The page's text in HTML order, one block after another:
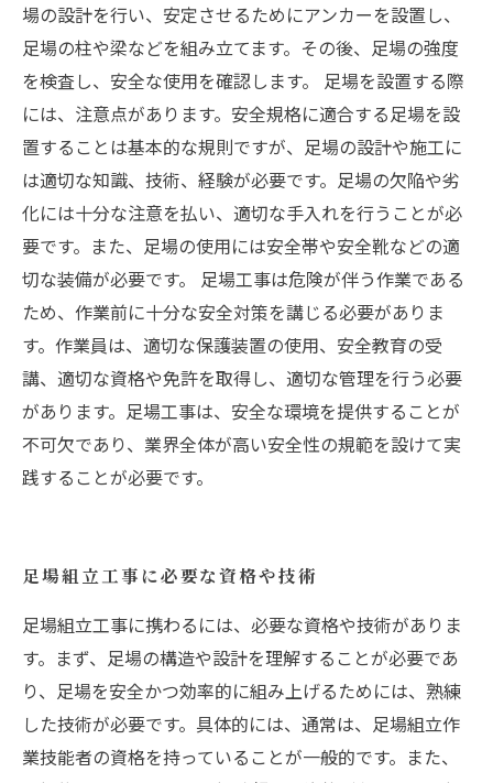
場の設計を行い、安定させるためにアンカーを設置し、
足場の柱や梁などを組み立てます。その後、足場の強度
を検査し、安全な使用を確認します。 足場を設置する際
には、注意点があります。安全規格に適合する足場を設
置することは基本的な規則ですが、足場の設計や施工に
は適切な知識、技術、経験が必要です。足場の欠陥や劣
化には十分な注意を払い、適切な手入れを行うことが必
要です。また、足場の使用には安全帯や安全靴などの適
切な装備が必要です。 足場工事は危険が伴う作業である
ため、作業前に十分な安全対策を講じる必要がありま
す。作業員は、適切な保護装置の使用、安全教育の受
講、適切な資格や免許を取得し、適切な管理を行う必要
があります。足場工事は、安全な環境を提供することが
不可欠であり、業界全体が高い安全性の規範を設けて実
践することが必要です。
足場組立工事に必要な資格や技術
足場組立工事に携わるには、必要な資格や技術がありま
す。まず、足場の構造や設計を理解することが必要であ
り、足場を安全かつ効率的に組み上げるためには、熟練
した技術が必要です。具体的には、通常は、足場組立作
業技能者の資格を持っていることが一般的です。また、